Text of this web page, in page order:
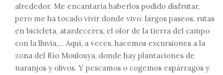
alrededor. Me encantaría haberlos podido disfrutar,
pero me ha tocado vivir donde vivo: largos paseos, rutas
en bicicleta, atardeceres, el olor de la tierra del campo
con la lluvia,… Aquí, a veces, hacemos excursiones a la
zona del Río Moulouya, donde hay plantaciones de
naranjos y olivos. Y pescamos o cogemos espárragos y